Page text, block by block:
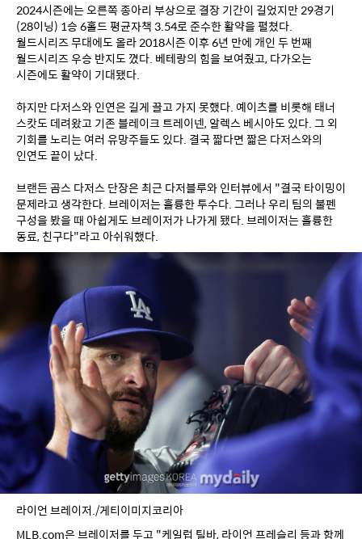
2024시즌에는 오른쪽 종아리 부상으로 결장 기간이 길었지만 29경기
(28이닝) 1승 6홀드 평균자책 3.54로 준수한 활약을 펼쳤다.
월드시리즈 무대에도 올라 2018시즌 이후 6년 만에 개인 두 번째
월드시리즈 우승 반지도 꼈다. 베테랑의 힘을 보여줬고, 다가오는
시즌에도 활약이 기대됐다.
하지만 다저스와 인연은 길게 끌고 가지 못했다. 예이츠를 비롯해 태너
스캇도 데려왔고 기존 블레이크 트레이넨, 알렉스 베시아도 있다. 그 외
기회를 노리는 여러 유망주들도 있다. 결국 짧다면 짧은 다저스와의
인연도 끝이 났다.
브랜든 곰스 다저스 단장은 최근 다저블루와 인터뷰에서 "결국 타이밍이
문제라고 생각한다. 브레이저는 훌륭한 투수다. 그러나 우리 팀의 불펜
구성을 봤을 때 아쉽게도 브레이저가 나가게 됐다. 브레이저는 훌륭한
동료, 친구다"라고 아쉬워했다.
라이언 브레이저./게티이미지코리아
MLB.com은 브레이저를 두고 "케일럽 틸바, 라이언 프레슬리 등과 함께